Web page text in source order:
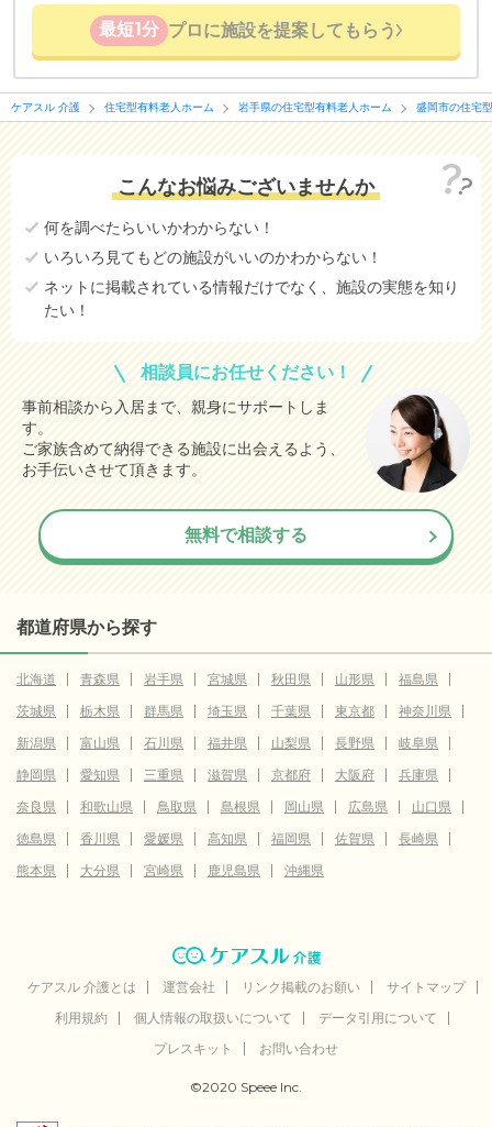
最短1分 プロに施設を提案してもらう
ケアスル 介護 住宅型有料老人ホーム 岩手県の住宅型有料老人ホーム 盛岡市の住宅
こんなお悩みございませんか
何を調べたらいいかわからない！
いろいろ見てもどの施設がいいのかわからない！
ネットに掲載されている情報だけでなく、施設の実態を知り
たい！
相談員にお任せください！
事前相談から入居まで、親身にサポートしま
す。
ご家族含めて納得できる施設に出会えるよう、
お手伝いさせて頂きます。
無料で相談する
都道府県から探す
北海道 青森県 岩手県 宮城県 秋田県 山形県
福島県
茨城県
栃木県 群馬県 埼玉県 千葉県 東京都
神奈川県
新潟県
富山県 石川県 福井県 山梨県 長野県
岐阜県
静岡県
愛知県 三重県 滋賀県 京都府 大阪府
兵庫県
奈良県
和歌山県 鳥取県 島根県 岡山県 広島県
山口県
徳島県
香川県 愛媛県 高知県 福岡県 佐賀県
長崎県
熊本県
大分県 宮崎県 鹿児島県 沖縄県
ケアスル 介護とは 運営会社 リンク掲載のお願い
サイトマップ
利用規約
個人情報の取扱いについて
データ引用について
プレスキット
お問い合わせ
©2020 Speee Inc.